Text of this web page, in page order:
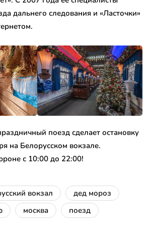
дальнего следования и «Ласточки»
поезд сделает остановку
на Белорусском вокзале.
с 10:00 до 22:00!
вокзал
дед мороз
москва поезд